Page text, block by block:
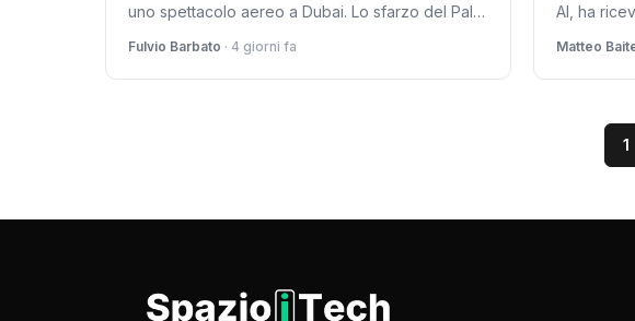
uno spettacolo aereo a Dubai. Lo sfarzo del Palm
prestazioni di un dispositivo che pesa solo 201
grammi.
Fulvio Barbato · 4 giorni fa
AI, ha
debba
non
Matteo
1